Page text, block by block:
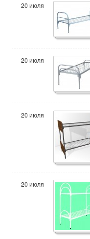
20 июля
20 июля
20 июля
20 июля